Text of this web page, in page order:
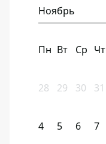
Ноябрь
Пн Вт Ср Чт
28 29 30 31
4 5 6 7